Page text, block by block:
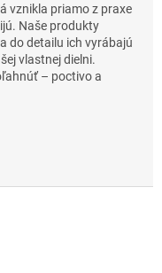
vznikla priamo z praxe
Naše produkty
do detailu ich vyrábajú
vlastnej dielni.
– poctivo a